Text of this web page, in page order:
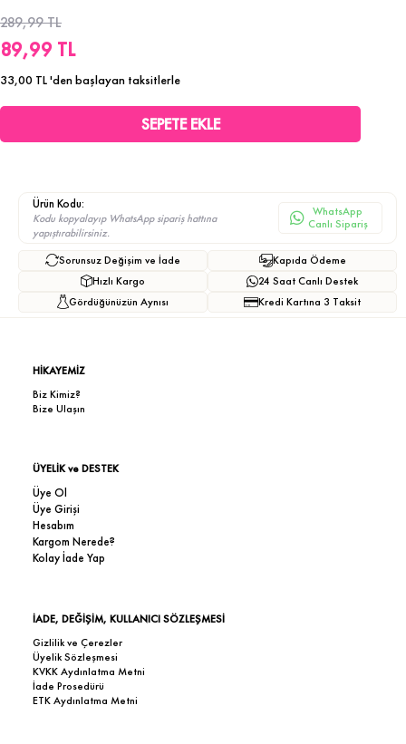
289,99 TL
89,99 TL
33,00 TL'den başlayan taksitlerle
Ürün Kodu:
Kodu kopyalayıp WhatsApp sipariş hattına
yapıştırabilirsiniz.
WhatsApp
Canlı Sipariş
Sorunsuz Değişim ve İade
Hızlı Kargo
Gördüğünüzün Aynısı
Kapıda Ödeme
24 Saat Canlı Destek
Kredi Kartına 3 Taksit
HİKAYEMİZ
Biz Kimiz?
Bize Ulaşın
ÜYELİK ve DESTEK
Üye Ol
Üye Girişi
Hesabım
Kargom Nerede?
Kolay İade Yap
İADE, DEĞİŞİM, KULLANICI SÖZLEŞMESİ
Gizlilik ve Çerezler
Üyelik Sözleşmesi
KVKK Aydınlatma Metni
İade Prosedürü
ETK Aydınlatma Metni